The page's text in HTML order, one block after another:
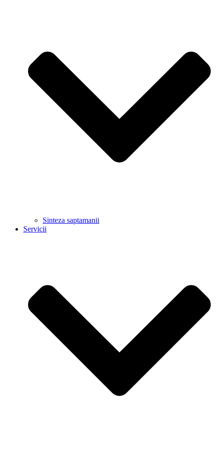
Sinteza saptamanii
Servicii